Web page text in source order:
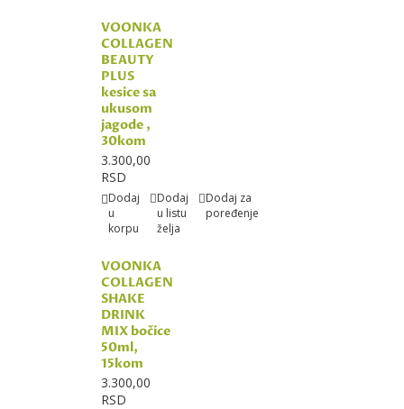
VOONKA
COLLAGEN
BEAUTY
PLUS
kesice sa
ukusom
jagode ,
30kom
3.300,00
RSD
Dodaj
u
korpu
Dodaj
u listu
želja
Dodaj za
poređenje
VOONKA
COLLAGEN
SHAKE
DRINK
MIX bočice
50ml,
15kom
3.300,00
RSD